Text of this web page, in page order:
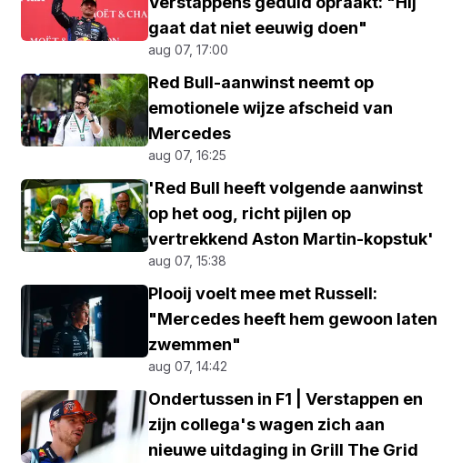
gaat dat niet eeuwig doen"
aug 07, 17:00
Red Bull-aanwinst neemt op
emotionele wijze afscheid van
Mercedes
aug 07, 16:25
'Red Bull heeft volgende aanwinst
op het oog, richt pijlen op
vertrekkend Aston Martin-kopstuk'
aug 07, 15:38
Plooij voelt mee met Russell:
"Mercedes heeft hem gewoon laten
zwemmen"
aug 07, 14:42
Ondertussen in F1 | Verstappen en
zijn collega's wagen zich aan
nieuwe uitdaging in Grill The Grid